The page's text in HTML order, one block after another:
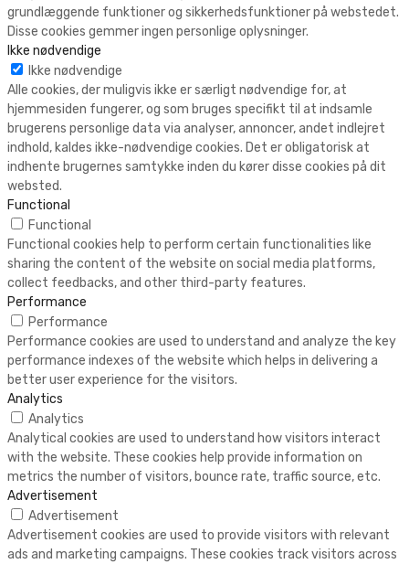
grundlæggende funktioner og sikkerhedsfunktioner på webstedet.
Disse cookies gemmer ingen personlige oplysninger.
Ikke nødvendige
Ikke nødvendige
Alle cookies, der muligvis ikke er særligt nødvendige for, at
hjemmesiden fungerer, og som bruges specifikt til at indsamle
brugerens personlige data via analyser, annoncer, andet indlejret
indhold, kaldes ikke-nødvendige cookies. Det er obligatorisk at
indhente brugernes samtykke inden du kører disse cookies på dit
websted.
Functional
Functional
Functional cookies help to perform certain functionalities like
sharing the content of the website on social media platforms,
collect feedbacks, and other third-party features.
Performance
Performance
Performance cookies are used to understand and analyze the key
performance indexes of the website which helps in delivering a
better user experience for the visitors.
Analytics
Analytics
Analytical cookies are used to understand how visitors interact
with the website. These cookies help provide information on
metrics the number of visitors, bounce rate, traffic source, etc.
Advertisement
Advertisement
Advertisement cookies are used to provide visitors with relevant
ads and marketing campaigns. These cookies track visitors across